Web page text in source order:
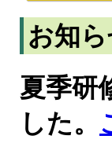
お知
夏季研
した。